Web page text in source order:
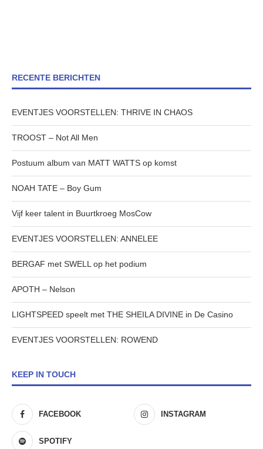
RECENTE BERICHTEN
EVENTJES VOORSTELLEN: THRIVE IN CHAOS
TROOST – Not All Men
Postuum album van MATT WATTS op komst
NOAH TATE – Boy Gum
Vijf keer talent in Buurtkroeg MosCow
EVENTJES VOORSTELLEN: ANNELEE
BERGAF met SWELL op het podium
APOTH – Nelson
LIGHTSPEED speelt met THE SHEILA DIVINE in De Casino
EVENTJES VOORSTELLEN: ROWEND
KEEP IN TOUCH
FACEBOOK INSTAGRAM
SPOTIFY